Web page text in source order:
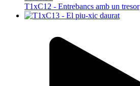
T1xC12 - Entrebancs amb un tresor